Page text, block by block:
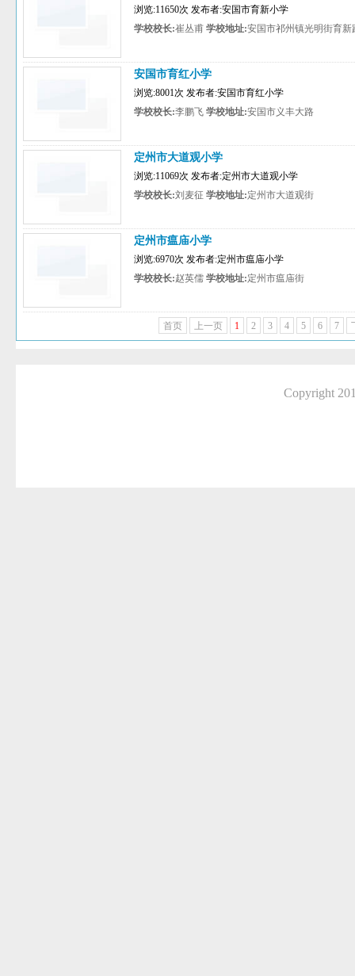
浏览:11650次 发布者:安国市育新小学
学校校长:崔丛甫 学校地址:安国市祁州镇光明街育新
安国市育红小学
浏览:8001次 发布者:安国市育红小学
学校校长:李鹏飞 学校地址:安国市义丰大路
定州市大道观小学
浏览:11069次 发布者:定州市大道观小学
学校校长:刘麦征 学校地址:定州市大道观街
定州市瘟庙小学
浏览:6970次 发布者:定州市瘟庙小学
学校校长:赵英儒 学校地址:定州市瘟庙街
首页 上一页 1 2 3 4 5 6 7
Copyright